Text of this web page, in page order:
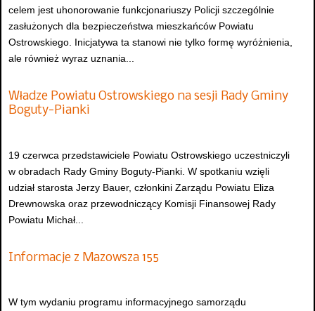
celem jest uhonorowanie funkcjonariuszy Policji szczególnie
zasłużonych dla bezpieczeństwa mieszkańców Powiatu
Ostrowskiego. Inicjatywa ta stanowi nie tylko formę wyróżnienia,
ale również wyraz uznania...
Władze Powiatu Ostrowskiego na sesji Rady Gminy
Boguty-Pianki
19 czerwca przedstawiciele Powiatu Ostrowskiego uczestniczyli
w obradach Rady Gminy Boguty-Pianki. W spotkaniu wzięli
udział starosta Jerzy Bauer, członkini Zarządu Powiatu Eliza
Drewnowska oraz przewodniczący Komisji Finansowej Rady
Powiatu Michał...
Informacje z Mazowsza 155
W tym wydaniu programu informacyjnego samorządu